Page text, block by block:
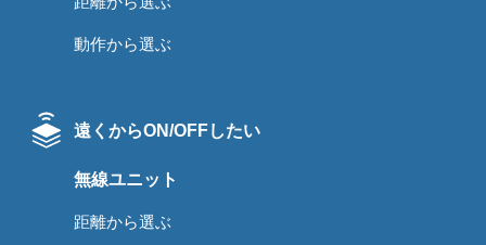
動作から選ぶ
遠くからON/OFFしたい
無線ユニット
距離から選ぶ